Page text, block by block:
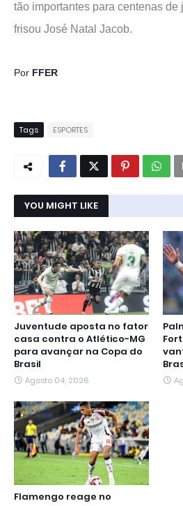
tão importantes para centenas
frisou José Natal Jacob.
Por FFER
Tags ESPORTES
YOU MIGHT LIKE
Juventude aposta no fator
casa contra o Atlético-MG
para avançar na Copa do
Brasil
Agosto 04, 2026
Flamengo reage no